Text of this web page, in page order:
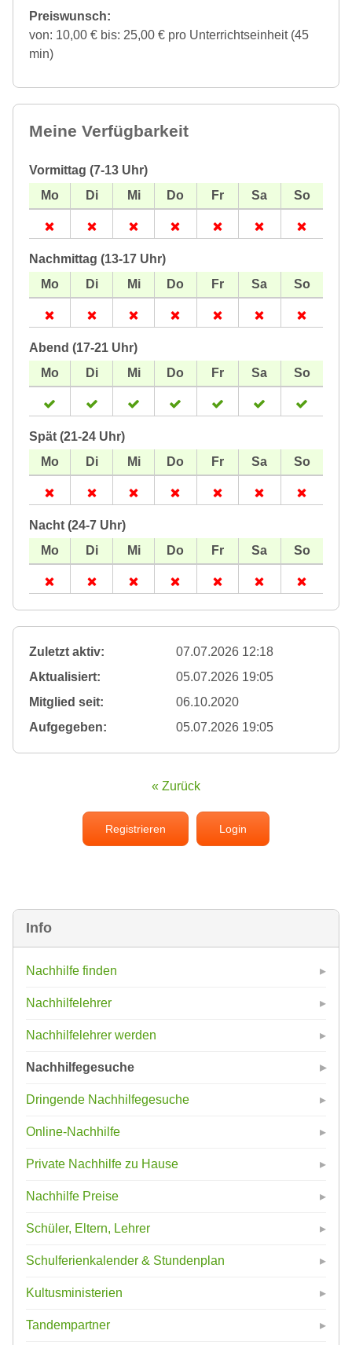
Info
Nachhilfe finden
Nachhilfelehrer
Nachhilfelehrer werden
Nachhilfegesuche
Dringende Nachhilfegesuche
Online-Nachhilfe
Private Nachhilfe zu Hause
Nachhilfe Preise
Schüler, Eltern, Lehrer
Schulferienkalender & Stundenplan
Kultusministerien
Tandempartner
Preiswunsch:
von: 10,00 € bis: 25,00 € pro Unterrichtseinheit (45
min)
Meine Verfügbarkeit
Vormittag (7-13 Uhr)
Nachmittag (13-17 Uhr)
Abend (17-21 Uhr)
Spät (21-24 Uhr)
Nacht (24-7 Uhr)
Zuletzt aktiv:
07.07.2026 12:18
Aktualisiert:
05.07.2026 19:05
Mitglied seit:
06.10.2020
Aufgegeben:
05.07.2026 19:05
« Zurück
Registrieren Login